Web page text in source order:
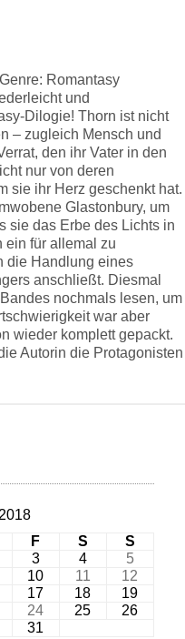
Romantasy
und
Dilogie! Thorn ist nicht
– zugleich Mensch und
den ihr Vater in den
nur von deren
sie ihr Herz geschenkt hat.
Glastonbury, um
sie das Erbe des Lichts in
ein für allemal zu
die Handlung eines
anschließt. Diesmal
nochmals lesen, um
war aber
wieder komplett gepackt.
Autorin die Protagonisten
F S
S
3 4
5
10 11
12
17 18
19
24 25
26
31